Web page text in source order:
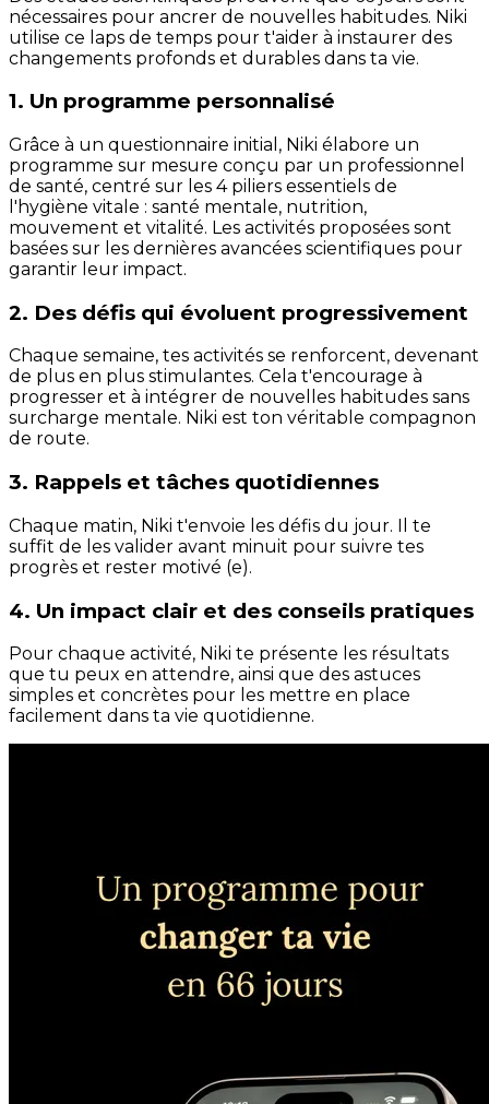
nécessaires pour ancrer de nouvelles habitudes. Niki
utilise ce laps de temps pour t'aider à instaurer des
changements profonds et durables dans ta vie.
1. Un programme personnalisé
Grâce à un questionnaire initial, Niki élabore un
programme sur mesure conçu par un professionnel
de santé, centré sur les 4 piliers essentiels de
l'hygiène vitale : santé mentale, nutrition,
mouvement et vitalité. Les activités proposées sont
basées sur les dernières avancées scientifiques pour
garantir leur impact.
2. Des défis qui évoluent progressivement
Chaque semaine, tes activités se renforcent, devenant
de plus en plus stimulantes. Cela t'encourage à
progresser et à intégrer de nouvelles habitudes sans
surcharge mentale. Niki est ton véritable compagnon
de route.
3. Rappels et tâches quotidiennes
Chaque matin, Niki t'envoie les défis du jour. Il te
suffit de les valider avant minuit pour suivre tes
progrès et rester motivé (e).
4. Un impact clair et des conseils pratiques
Pour chaque activité, Niki te présente les résultats
que tu peux en attendre, ainsi que des astuces
simples et concrètes pour les mettre en place
facilement dans ta vie quotidienne.